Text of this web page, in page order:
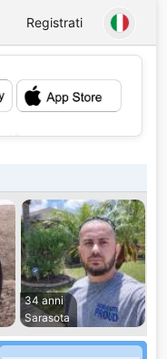
Registrati
34 anni
Sarasota